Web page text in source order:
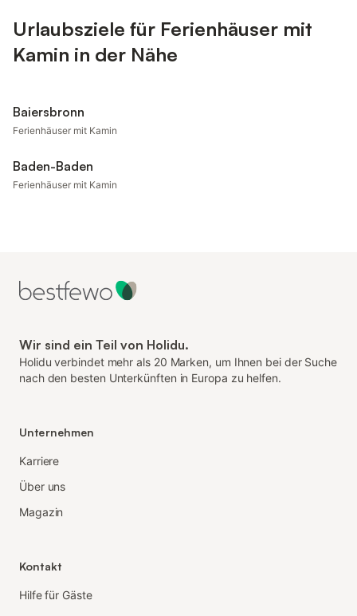
Urlaubsziele für Ferienhäuser mit
Kamin in der Nähe
Baiersbronn
Ferienhäuser mit Kamin
Baden-Baden
Ferienhäuser mit Kamin
Wir sind ein Teil von Holidu.
Holidu verbindet mehr als 20 Marken, um Ihnen bei der Suche
nach den besten Unterkünften in Europa zu helfen.
Unternehmen
Karriere
Über uns
Magazin
Kontakt
Hilfe für Gäste